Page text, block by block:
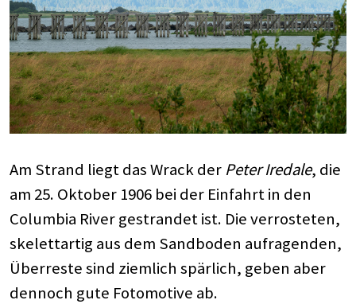
Am Strand liegt das Wrack der Peter Iredale, die
am 25. Oktober 1906 bei der Einfahrt in den
Columbia River gestrandet ist. Die verrosteten,
skelettartig aus dem Sandboden aufragenden,
Überreste sind ziemlich spärlich, geben aber
dennoch gute Fotomotive ab.